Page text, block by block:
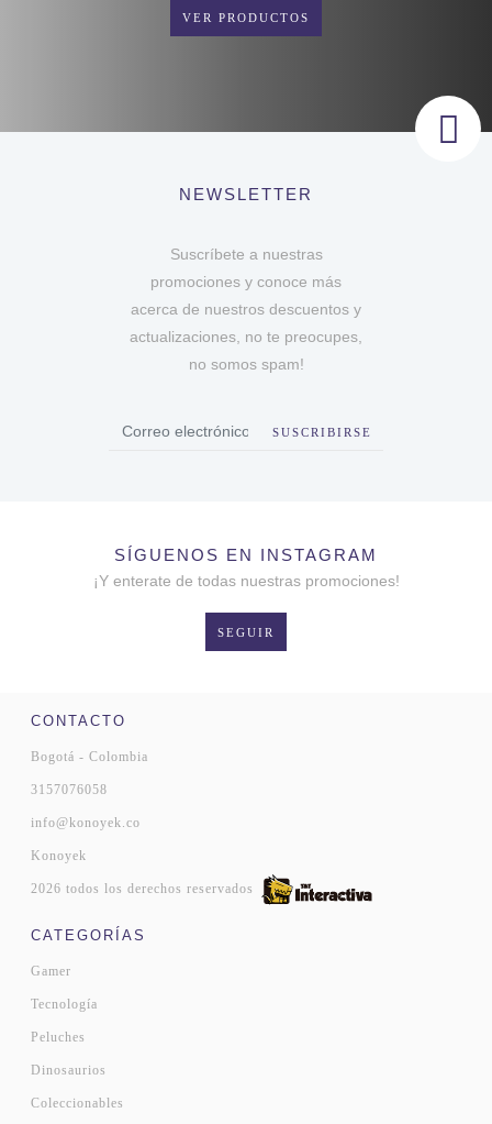
VER PRODUCTOS
NEWSLETTER
Suscríbete a nuestras
promociones y conoce más
acerca de nuestros descuentos y
actualizaciones, no te preocupes,
no somos spam!
SUSCRIBIRSE
SÍGUENOS EN INSTAGRAM
¡Y enterate de todas nuestras promociones!
SEGUIR
CONTACTO
Bogotá - Colombia
3157076058
info@konoyek.co
Konoyek
2026 todos los derechos reservados
CATEGORÍAS
Gamer
Tecnología
Peluches
Dinosaurios
Coleccionables